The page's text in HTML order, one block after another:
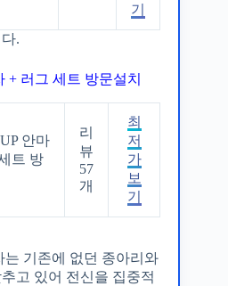
기
.
+ 러그 세트 방문설치
안마
트 방
리
뷰
57
개
최
저
가
보
기
는 기존에 없던 종아리와
고 있어 전신을 집중적